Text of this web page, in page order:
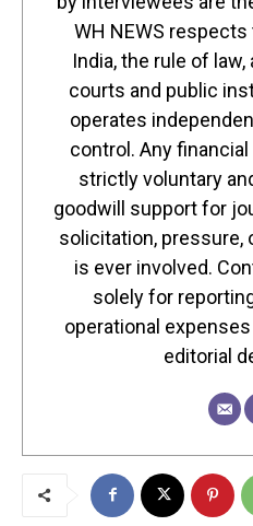
WH NEWS
India, the rule of
courts and public
operates
control. Any
strictly voluntary
goodwill support for
solicitation, pressure,
is ever involved.
solely for
operational
editorial